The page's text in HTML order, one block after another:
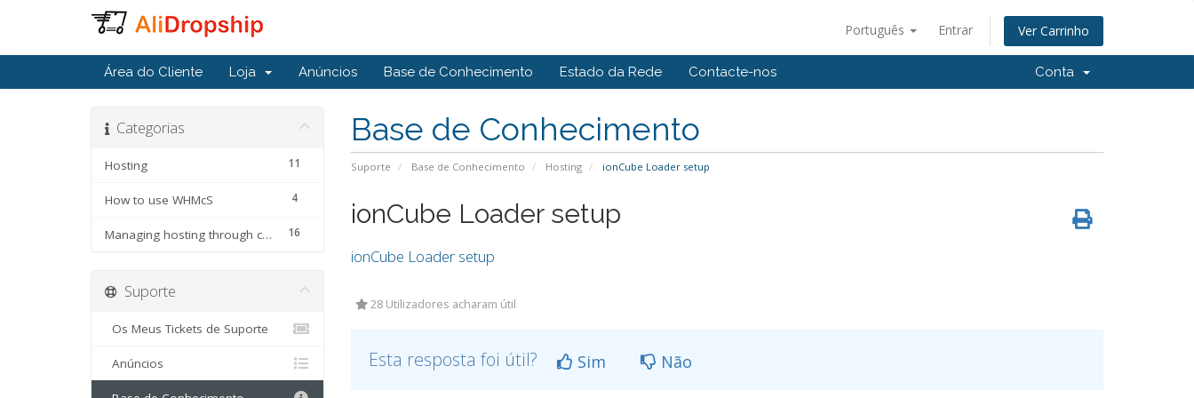
Português Entrar Ver Carrinho
Área do Cliente Loja Anúncios Base de Conhecimento Estado da Rede Contacte-nos Conta
Base de Conhecimento
Suporte Base de Conhecimento Hosting ionCube Loader setup
Categorias
11
Hosting
4
How to use WHMcS
16
Managing hosting through cPanel
ionCube Loader setup
ionCube Loader setup
28 Utilizadores acharam útil
Esta resposta foi útil? Sim Não
Suporte
Os Meus Tickets de Suporte
Anúncios